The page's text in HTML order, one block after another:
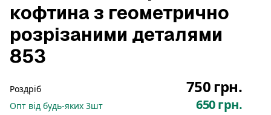
кофтина з геометрично
розрізаними деталями
853
Роздріб 750 грн.
Опт від будь-яких 3шт 650 грн.